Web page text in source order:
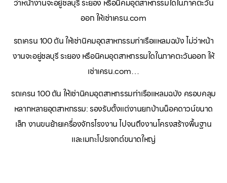
ว่าหน้างานจะอยู่ชลบุรี ระยอง หรือนิคมอุตสาหกรรมใดในภาคตะวัน
ออก ให้เช่าเครน.com
รถเครน 100 ตัน ให้เช่านิคมอุตสาหกรรมท่าเรือแหลมฉบัง ไม่ว่าหน้า
งานจะอยู่ชลบุรี ระยอง หรือนิคมอุตสาหกรรมใดในภาคตะวันออก ให้
เช่าเครน.com…
รถเครน 100 ตัน ให้เช่านิคมอุตสาหกรรมท่าเรือแหลมฉบัง ครอบคลุม
หลากหลายอุตสาหกรรม: รองรับตั้งแต่งานยกบ้านน็อคดาวน์ขนาด
เล็ก งานขนย้ายเครื่องจักรโรงงาน ไปจนถึงงานโครงสร้างพื้นฐาน
และเมกะโปรเจกต์ขนาดใหญ่